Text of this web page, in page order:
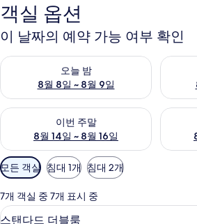
객실 옵션
이 날짜의 예약 가능 여부 확인
오늘 밤
8월 8일 ~ 8월 9일
오늘 밤 예약 가능 여부 확인, 8월 8일 ~ 8
내일
이번 주말
8월 14일 ~ 8월 16일
이번 주말 예약 가능 여부 확인, 8월 14일
다음
객
실
에
사
모든 객실 침대 1개 침대 2개
7개 객실 중 7개 표시 중
스
스탠다
12
스탠다드 더블룸